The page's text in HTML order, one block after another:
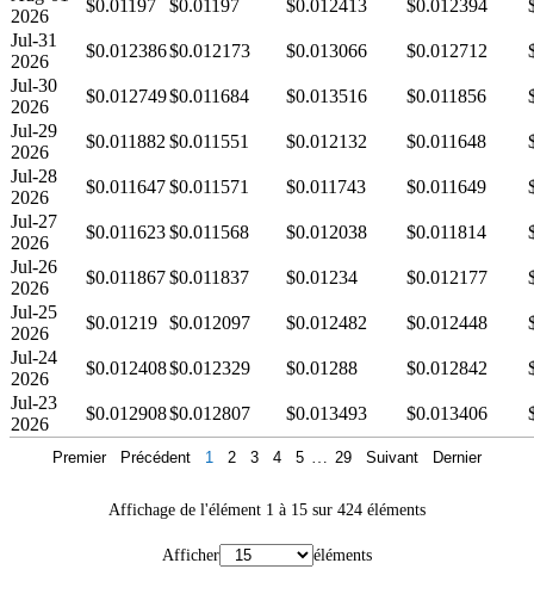
2026
$0.01197 $0.01197 $0.012413 $0.012394
Jul-31
2026
$0.012386$0.012173 $0.013066 $0.012712
Jul-30
2026
$0.012749$0.011684 $0.013516 $0.011856
Jul-29
2026
$0.011882 $0.011551 $0.012132 $0.011648
Jul-28
2026
$0.011647$0.011571 $0.011743 $0.011649
Jul-27
2026
$0.011623$0.011568 $0.012038 $0.011814
Jul-26
2026
$0.011867$0.011837 $0.01234 $0.012177
Jul-25
2026
$0.01219 $0.012097 $0.012482 $0.012448
Jul-24
2026
$0.012408$0.012329 $0.01288 $0.012842
Jul-23
2026
$0.012908$0.012807 $0.013493 $0.013406
Affichage de l'élément 1 à 15 sur 424 éléments
Afficher éléments
Premier Précédent 1 2 3 4 5 29 Suivant Dernier